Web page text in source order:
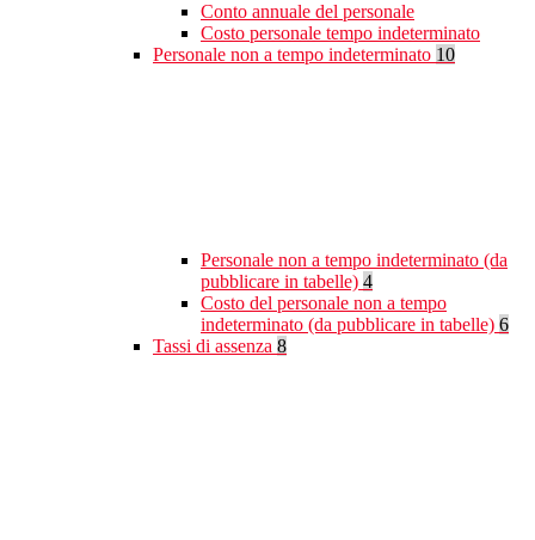
Conto annuale del personale
Costo personale tempo indeterminato
Personale non a tempo indeterminato 10
Personale non a tempo indeterminato (da
pubblicare in tabelle) 4
Costo del personale non a tempo
indeterminato (da pubblicare in tabelle) 6
Tassi di assenza 8